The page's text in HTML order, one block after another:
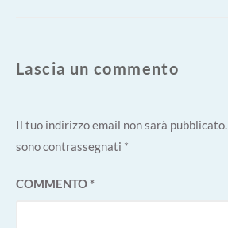
Lascia un commento
Il tuo indirizzo email non sarà pubblicato.
sono contrassegnati *
COMMENTO*